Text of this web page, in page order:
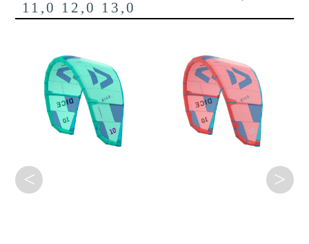
11,0 12,0 13,0
< >